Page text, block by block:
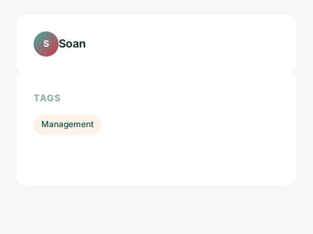
S Soan
TAGS
Management